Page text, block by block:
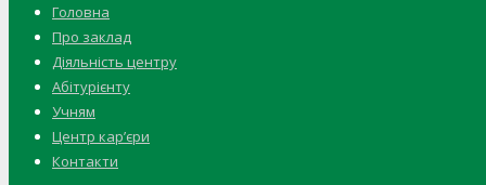
Головна
Про заклад
Діяльність центру
Абітурієнту
Учням
Центр кар’єри
Контакти